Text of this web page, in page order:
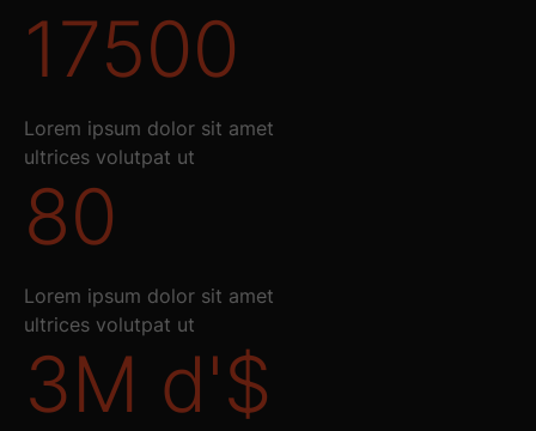
17500
Lorem ipsum dolor sit amet
ultrices volutpat ut
80
Lorem ipsum dolor sit amet
ultrices volutpat ut
3M d'$